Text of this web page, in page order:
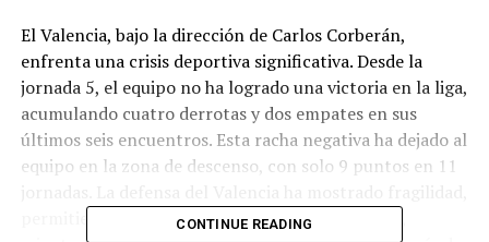
El Valencia, bajo la dirección de Carlos Corberán,
enfrenta una crisis deportiva significativa. Desde la
jornada 5, el equipo no ha logrado una victoria en la liga,
acumulando cuatro derrotas y dos empates en sus
últimos seis encuentros. Esta racha negativa ha dejado al
equipo en la zona de descenso, con solo 9 puntos en 11
permitiendo 20 goles en lo que va de temporada,
CONTINUE READING